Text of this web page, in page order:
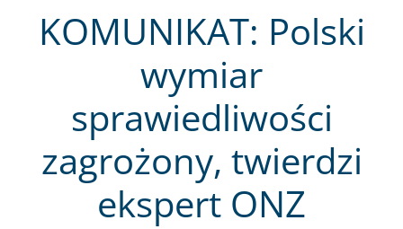
KOMUNIKAT: Polski
wymiar
sprawiedliwości
zagrożony, twierdzi
ekspert ONZ